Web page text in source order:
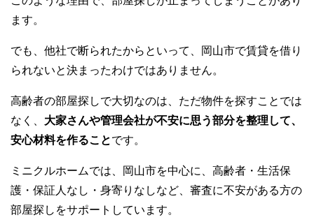
ます。
でも、他社で断られたからといって、岡山市で賃貸を借り
られないと決まったわけではありません。
高齢者の部屋探しで大切なのは、ただ物件を探すことでは
なく、 大家さんや管理会社が不安に思う部分を整理して、
安心材料を作ることです。
ミニクルホームでは、岡山市を中心に、高齢者・生活保
護・保証人なし・身寄りなしなど、審査に不安がある方の
部屋探しをサポートしています。